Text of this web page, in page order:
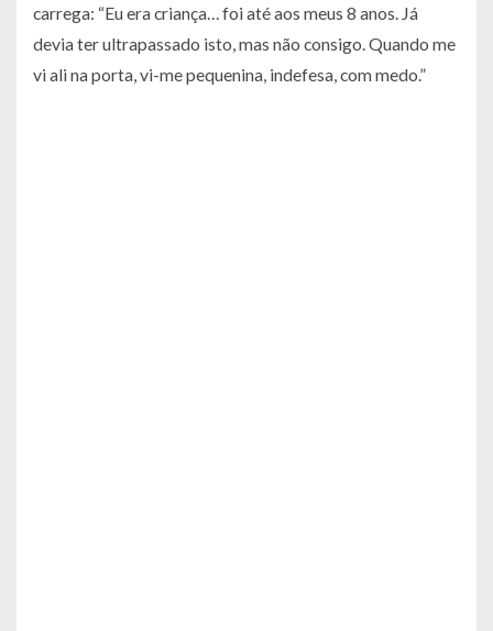
carrega: “Eu era criança… foi até aos meus 8 anos. Já
devia ter ultrapassado isto, mas não consigo. Quando me
vi ali na porta, vi-me pequenina, indefesa, com medo.”